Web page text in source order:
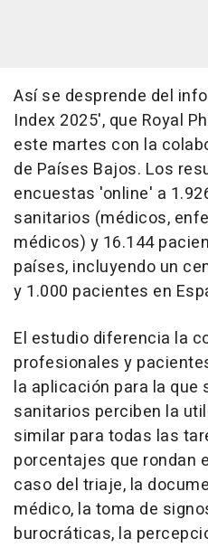
Así se desprende del
Index 2025', que Royal
este martes con la
de Países Bajos. Los
encuestas 'online' a
sanitarios (médicos,
médicos) y 16.144
países, incluyendo un
y 1.000 pacientes en
El estudio diferencia la
profesionales y
la aplicación para la que
sanitarios perciben la
similar para todas las
porcentajes que rondan
caso del triaje, la
médico, la toma de
burocráticas, la